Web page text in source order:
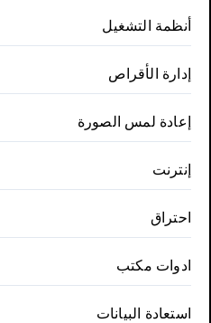
أنظمة التشغيل
إدارة الأقراص
إعادة لمس الصورة
إنترنت
احتراق
ادوات مكتب
استعادة البيانات